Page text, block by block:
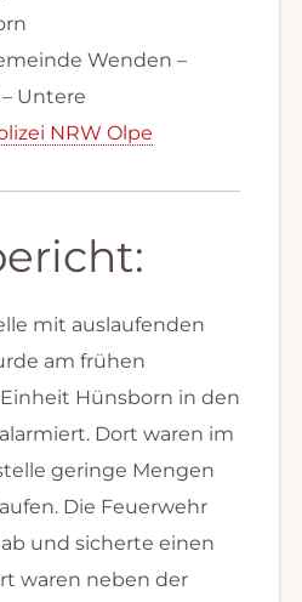
Wenden –
Untere
NRW Olpe
mit auslaufenden
am frühen
Hünsborn in den
Dort waren im
geringe Mengen
Die Feuerwehr
und sicherte einen
waren neben der